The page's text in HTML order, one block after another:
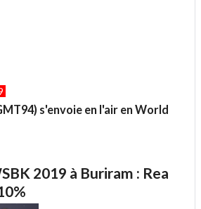
s'envoie en l'air en World
2019 à Buriram : Rea